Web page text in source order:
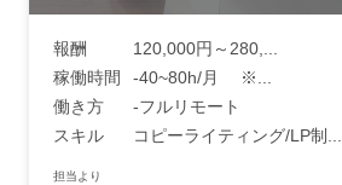
報酬
120,000円～280,...
稼働時間
-40~80h/月 ※...
働き方
-フルリモート
スキル
コピーライティング/LP制...
担当より